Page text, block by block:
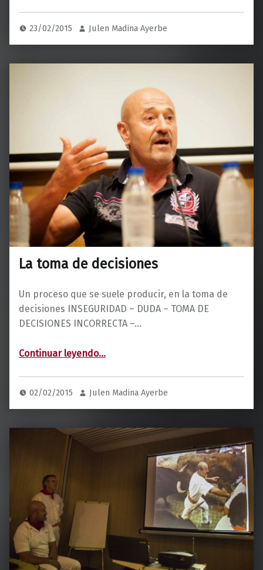
23/02/2015 Julen Madina Ayerbe
La toma de decisiones
Un proceso que se suele producir, en la toma de
decisiones INSEGURIDAD – DUDA – TOMA DE
DECISIONES INCORRECTA –…
Continuar leyendo…
02/02/2015 Julen Madina Ayerbe